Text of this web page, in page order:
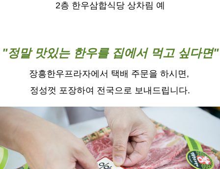
2층 한우삼합식당 상차림 예
"정말 맛있는 한우를 집에서 먹고 싶다면"
장흥한우프라자에서 택배 주문을 하시면,
정성껏 포장하여 전국으로 보내드립니다.